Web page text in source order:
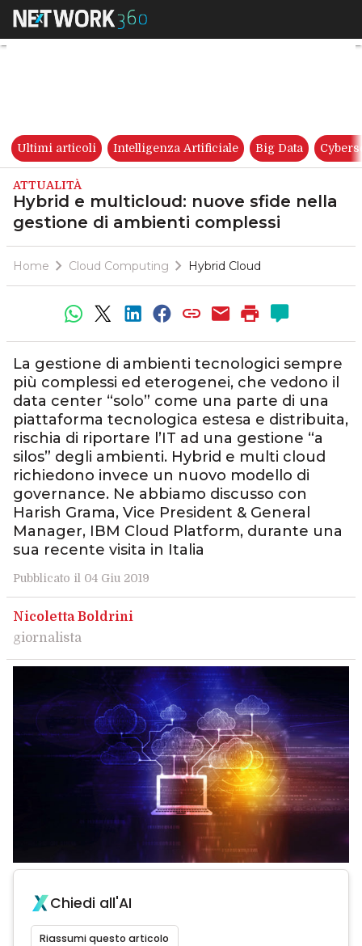
Hybrid e multicloud: nuove
Ultimi articoli Intelligenza Artificiale Big Data
ATTUALITÀ
Hybrid e multicloud: nuove sfide nella
gestione di ambienti complessi
Home Cloud Computing Hybrid Cloud
La gestione di ambienti tecnologici sempre
più complessi ed eterogenei, che vedono il
data center “solo” come una parte di una
piattaforma tecnologica estesa e distribuita,
rischia di riportare l’IT ad una gestione “a
silos” degli ambienti. Hybrid e multi cloud
richiedono invece un nuovo modello di
governance. Ne abbiamo discusso con
Harish Grama, Vice President & General
Manager, IBM Cloud Platform, durante una
sua recente visita in Italia
Pubblicato il 04 Giu 2019
Nicoletta Boldrini
giornalista
Chiedi all'AI
Riassumi questo articolo